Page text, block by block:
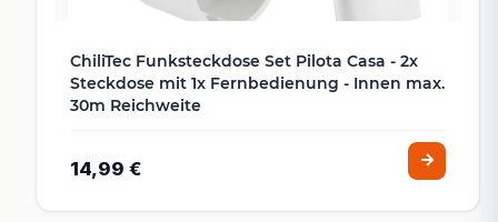
ChiliTec Funksteckdose Set Pilota Casa - 2x
Steckdose mit 1x Fernbedienung - Innen max.
30m Reichweite
14,99 €